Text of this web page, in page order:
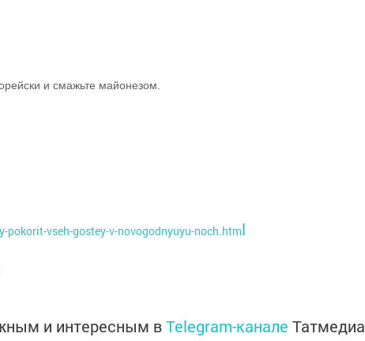
и смажьте майонезом.
vseh-gostey-v-novogodnyuyu-noch.html
и интересным вTelegram-канале Татмедиа